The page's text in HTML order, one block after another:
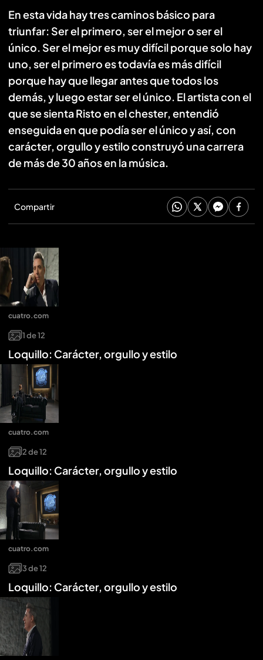
En esta vida hay tres caminos básico para
triunfar: Ser el primero, ser el mejor o ser el
único. Ser el mejor es muy difícil porque solo hay
uno, ser el primero es todavía es más difícil
porque hay que llegar antes que todos los
demás, y luego estar ser el único. El artista con el
que se sienta Risto en el chester, entendió
enseguida en que podía ser el único y así, con
carácter, orgullo y estilo construyó una carrera
de más de 30 años en la música.
Compartir
1de12
Loquillo: Carácter, orgullo y estilo
cuatro.com
2de12
Loquillo: Carácter, orgullo y estilo
cuatro.com
3de12
Loquillo: Carácter, orgullo y estilo
cuatro.com